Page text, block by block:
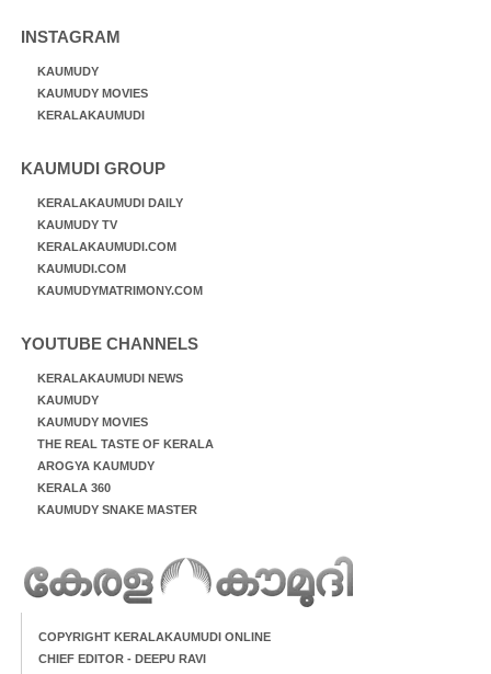
INSTAGRAM
KAUMUDY
KAUMUDY MOVIES
KERALAKAUMUDI
KAUMUDI GROUP
KERALAKAUMUDI DAILY
KAUMUDY TV
KERALAKAUMUDI.COM
KAUMUDI.COM
KAUMUDYMATRIMONY.COM
YOUTUBE CHANNELS
KERALAKAUMUDI NEWS
KAUMUDY
KAUMUDY MOVIES
THE REAL TASTE OF KERALA
AROGYA KAUMUDY
KERALA 360
KAUMUDY SNAKE MASTER
COPYRIGHT KERALAKAUMUDI ONLINE
CHIEF EDITOR - DEEPU RAVI